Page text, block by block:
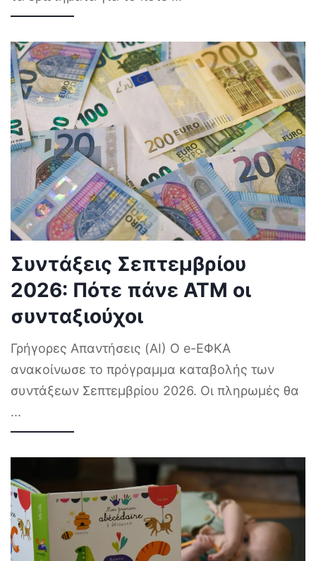
Συντάξεις Σεπτεμβρίου
2026: Πότε πάνε ΑΤΜ οι
συνταξιούχοι
Γρήγορες Απαντήσεις (AI) Ο e-ΕΦΚΑ
ανακοίνωσε το πρόγραμμα καταβολής των
συντάξεων Σεπτεμβρίου 2026. Οι πληρωμές θα
...